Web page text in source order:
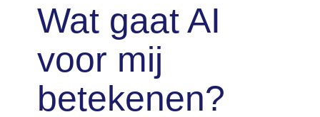
Wat gaat AI
voor mij
betekenen?